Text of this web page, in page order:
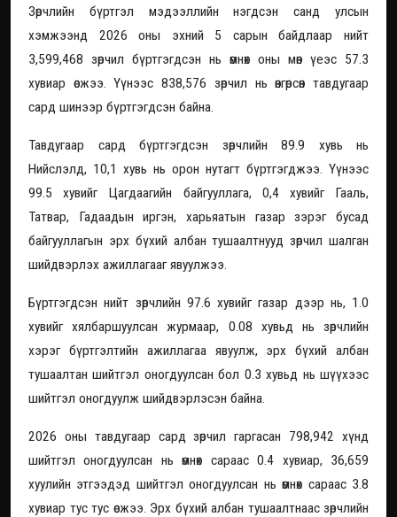
Зөрчлийн бүртгэл мэдээллийн нэгдсэн санд улсын
хэмжээнд 2026 оны эхний 5 сарын байдлаар нийт
3,599,468 зөрчил бүртгэгдсэн нь өмнөх оны мөн үеэс 57.3
хувиар өсжээ. Үүнээс 838,576 зөрчил нь өнгөрсөн тавдугаар
сард шинээр бүртгэгдсэн байна.
Тавдугаар сард бүртгэгдсэн зөрчлийн 89.9 хувь нь
Нийслэлд, 10,1 хувь нь орон нутагт бүртгэгджээ. Үүнээс
99.5 хувийг Цагдаагийн байгууллага, 0,4 хувийг Гааль,
Татвар, Гадаадын иргэн, харьяатын газар зэрэг бусад
байгууллагын эрх бүхий албан тушаалтнууд зөрчил шалган
шийдвэрлэх ажиллагааг явуулжээ.
Бүртгэгдсэн нийт зөрчлийн 97.6 хувийг газар дээр нь, 1.0
хувийг хялбаршуулсан журмаар, 0.08 хувьд нь зөрчлийн
хэрэг бүртгэлтийн ажиллагаа явуулж, эрх бүхий албан
тушаалтан шийтгэл оногдуулсан бол 0.3 хувьд нь шүүхээс
шийтгэл оногдуулж шийдвэрлэсэн байна.
2026 оны тавдугаар сард зөрчил гаргасан 798,942 хүнд
шийтгэл оногдуулсан нь өмнөх сараас 0.4 хувиар, 36,659
хуулийн этгээдэд шийтгэл оногдуулсан нь өмнөх сараас 3.8
хувиар тус тус өсжээ. Эрх бүхий албан тушаалтнаас зөрчлийн